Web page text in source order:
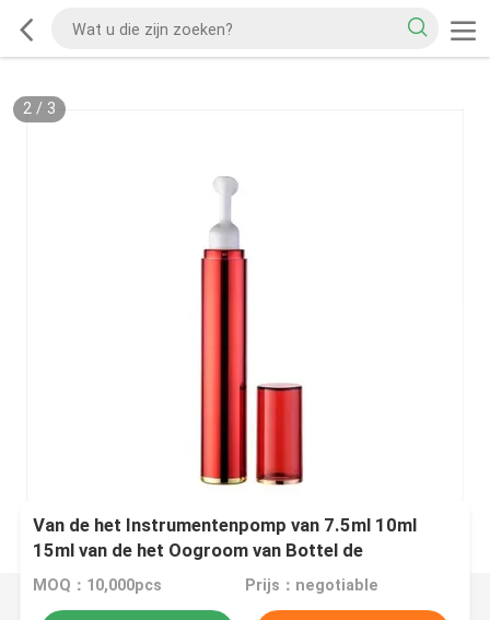
2/ 3
Van de het Instrumentenpomp van 7.5ml 10ml
15ml van de het Oogroom van Bottel de
flessenbroodje Zonder lucht op fles
MOQ：10,000pcs Prijs：negotiable